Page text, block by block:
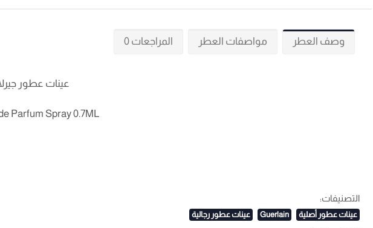
وصف العطر مواصفات العطر المراجعات 0
عينات عطور
Parfum Spray 0.7ML
التصنيفات:
عينات عطور أصلية Guerlain عينات عطور رجالية